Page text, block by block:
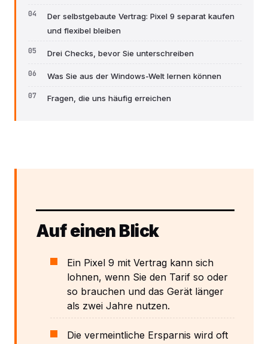
Der selbstgebaute Vertrag: Pixel 9 separat kaufen
und flexibel bleiben
Drei Checks, bevor Sie unterschreiben
Was Sie aus der Windows-Welt lernen können
Fragen, die uns häufig erreichen
Auf einen Blick
Ein Pixel 9 mit Vertrag kann sich
lohnen, wenn Sie den Tarif so oder
so brauchen und das Gerät länger
als zwei Jahre nutzen.
Die vermeintliche Ersparnis wird oft